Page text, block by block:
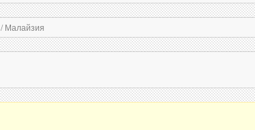
/Малайзия